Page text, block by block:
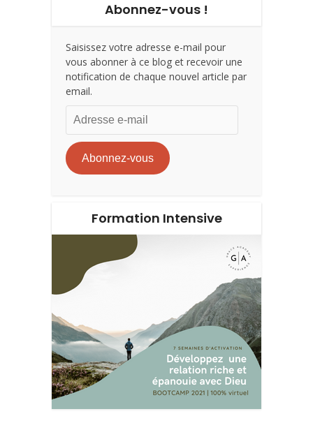
Abonnez-vous !
Saisissez votre adresse e-mail pour
vous abonner à ce blog et recevoir une
notification de chaque nouvel article par
email.
Adresse
e-
mail
Abonnez-vous
Formation Intensive